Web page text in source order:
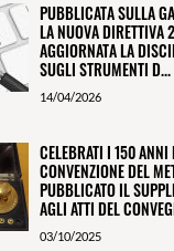
PUBBLICATA SULLA
LA NUOVA
AGGIORNATA LA
SUGLI STRUMENTI D...
14/04/2026
CELEBRATI I 150 ANNI
CONVENZIONE DEL
PUBBLICATO IL
AGLI ATTI DEL
03/10/2025